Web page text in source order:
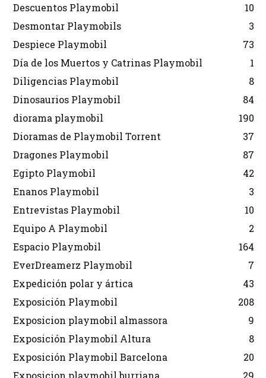
Descuentos Playmobil
10
Desmontar Playmobils
3
Despiece Playmobil
73
Día de los Muertos y Catrinas Playmobil
1
Diligencias Playmobil
8
Dinosaurios Playmobil
84
diorama playmobil
190
Dioramas de Playmobil Torrent
37
Dragones Playmobil
87
Egipto Playmobil
42
Enanos Playmobil
3
Entrevistas Playmobil
10
Equipo A Playmobil
2
Espacio Playmobil
164
EverDreamerz Playmobil
7
Expedición polar y ártica
43
Exposición Playmobil
208
Exposicion playmobil almassora
9
Exposición Playmobil Altura
8
Exposición Playmobil Barcelona
20
Exposicion playmobil burriana
29